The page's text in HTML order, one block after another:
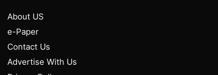
About US
e-Paper
Contact Us
Advertise With Us